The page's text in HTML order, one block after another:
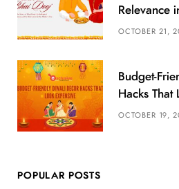
Relevance
OCTOBER 21,
Budget-
Hacks That
OCTOBER 19,
POPULAR POSTS